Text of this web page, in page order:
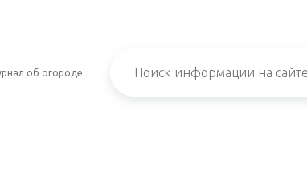
об огороде